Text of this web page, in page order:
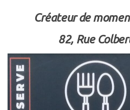
Créateur de
82, Rue